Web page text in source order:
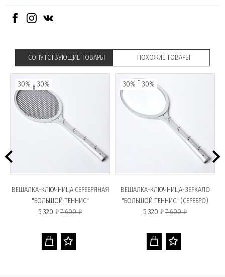
СОПУТСТВУЮЩИЕ ТОВАРЫ ПОХОЖИЕ ТОВАРЫ
30% 30%
ВЕШАЛКА-КЛЮЧНИЦА СЕРЕБРЯНАЯ
"БОЛЬШОЙ ТЕННИС"
5 320 ₽7 600 ₽
30% 30%
ВЕШАЛКА-КЛЮЧНИЦА-ЗЕРКАЛО
"БОЛЬШОЙ ТЕННИС" (СЕРЕБРО)
5 320 ₽7 600 ₽